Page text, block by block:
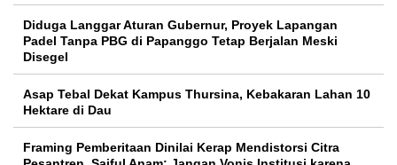
Diduga Langgar Aturan Gubernur, Proyek Lapangan
Padel Tanpa PBG di Papanggo Tetap Berjalan Meski
Disegel
Asap Tebal Dekat Kampus Thursina, Kebakaran Lahan 10
Hektare di Dau
Framing Pemberitaan Dinilai Kerap Mendistorsi Citra